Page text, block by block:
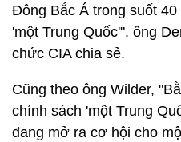
Đông Bắc Á trong suốt
'một Trung Quốc'", ông
chức CIA chia sẻ.
Cũng theo ông Wilder,
chính sách 'một Trung
đang mở ra cơ hội cho